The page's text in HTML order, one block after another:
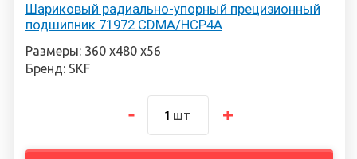
Шариковый радиально-упорный прецизионный
подшипник 71972 CDMA/HCP4A
Размеры: 360 х480 х56
Бренд: SKF
шт